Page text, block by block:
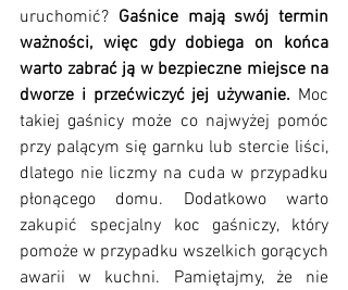
uruchomić? Gaśnice mają swój termin
ważności, więc gdy dobiega on końca
warto zabrać ją w bezpieczne miejsce na
dworze i przećwiczyć jej używanie. Moc
takiej gaśnicy może co najwyżej pomóc
przy palącym się garnku lub stercie liści,
dlatego nie liczmy na cuda w przypadku
płonącego domu. Dodatkowo warto
zakupić specjalny koc gaśniczy, który
pomoże w przypadku wszelkich gorących
awarii w kuchni. Pamiętajmy, że nie